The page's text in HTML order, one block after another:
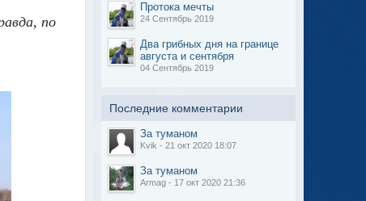
по
Протока мечты
24 Сентябрь 2019
Два грибных дня на границе
августа и сентября
04 Сентябрь 2019
Последние комментарии
За туманом
Kvik - 21 окт 2020 18:07
За туманом
Armag - 17 окт 2020 21:36